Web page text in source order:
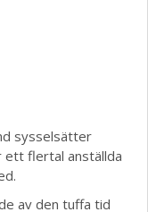
sysselsätter
ett flertal anställda
av den tuffa tid